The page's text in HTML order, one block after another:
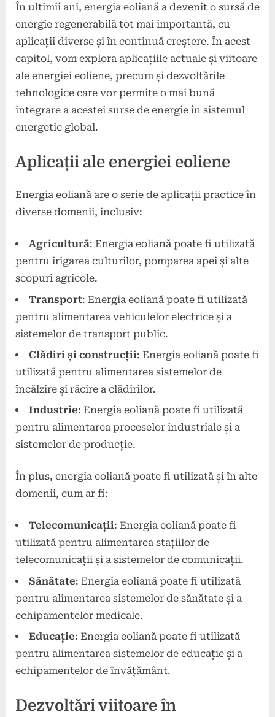
În ultimii ani, energia eoliană a devenit o sursă de
energie regenerabilă tot mai importantă, cu
aplicații diverse și în continuă creștere. În acest
capitol, vom explora aplicațiile actuale și viitoare
ale energiei eoliene, precum și dezvoltările
tehnologice care vor permite o mai bună
integrare a acestei surse de energie în sistemul
energetic global.
Aplicații ale energiei eoliene
Energia eoliană are o serie de aplicații practice în
diverse domenii, inclusiv:
Agricultură: Energia eoliană poate fi utilizată
pentru irigarea culturilor, pomparea apei și alte
scopuri agricole.
Transport: Energia eoliană poate fi utilizată
pentru alimentarea vehiculelor electrice și a
sistemelor de transport public.
Clădiri și construcții: Energia eoliană poate fi
utilizată pentru alimentarea sistemelor de
încălzire și răcire a clădirilor.
Industrie: Energia eoliană poate fi utilizată
pentru alimentarea proceselor industriale și a
sistemelor de producție.
În plus, energia eoliană poate fi utilizată și în alte
domenii, cum ar fi:
Telecomunicații: Energia eoliană poate fi
utilizată pentru alimentarea stațiilor de
telecomunicații și a sistemelor de comunicații.
Sănătate: Energia eoliană poate fi utilizată
pentru alimentarea sistemelor de sănătate și a
echipamentelor medicale.
Educație: Energia eoliană poate fi utilizată
pentru alimentarea sistemelor de educație și a
echipamentelor de învățământ.
Dezvoltări viitoare în